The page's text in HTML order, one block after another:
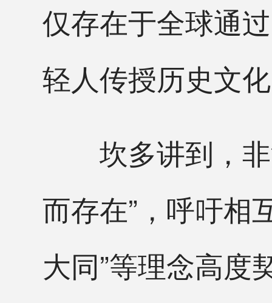
仅存在于全球通
轻人传授历史文
坎多讲到，非
而存在”，呼吁相
大同”等理念高度